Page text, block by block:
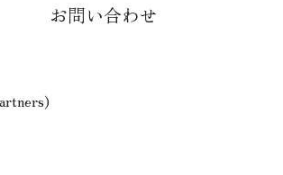
お問い合わせ